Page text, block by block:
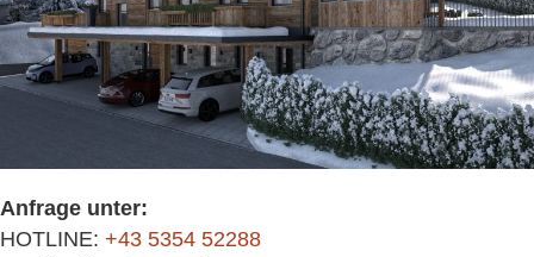
Anfrage unter:
HOTLINE: +43 5354 52288